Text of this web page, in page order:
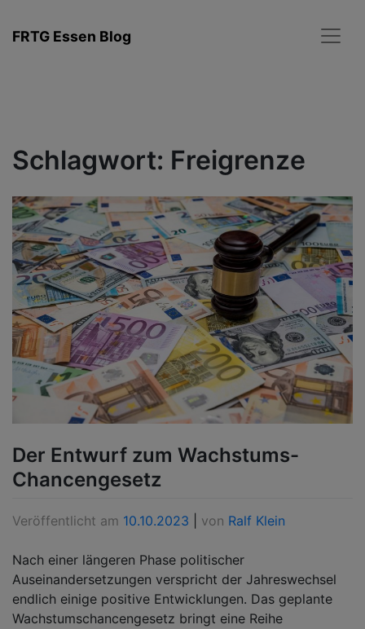
Inhalt
FRTG Essen Blog
Schlagwort: Freigrenze
Der Entwurf zum Wachstums-
Chancengesetz
Veröffentlicht am 10.10.2023 von Ralf Klein
Nach einer längeren Phase politischer
Auseinandersetzungen verspricht der Jahreswechsel
endlich einige positive Entwicklungen. Das geplante
Wachstumschancengesetz bringt eine Reihe